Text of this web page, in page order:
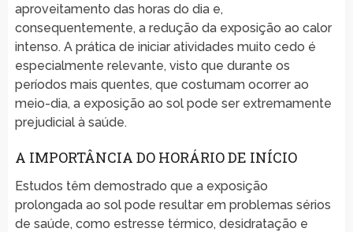
aproveitamento das horas do dia e,
consequentemente, a redução da exposição ao calor
intenso. A prática de iniciar atividades muito cedo é
especialmente relevante, visto que durante os
períodos mais quentes, que costumam ocorrer ao
meio-dia, a exposição ao sol pode ser extremamente
prejudicial à saúde.
A IMPORTÂNCIA DO HORÁRIO DE INÍCIO
Estudos têm demostrado que a exposição
prolongada ao sol pode resultar em problemas sérios
de saúde, como estresse térmico, desidratação e